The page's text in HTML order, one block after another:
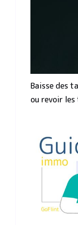
Baisse des
ou revoir les